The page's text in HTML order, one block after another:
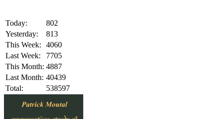
Today:
802
Yesterday:
813
This Week:
4060
Last Week:
7705
This Month: 4887
Last Month: 40439
Total:
538597